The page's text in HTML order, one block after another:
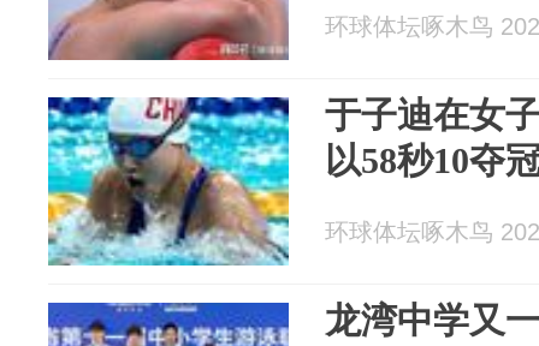
环球体坛啄木鸟
于子迪在女
以58秒10夺
环球体坛啄木鸟
龙湾中学又